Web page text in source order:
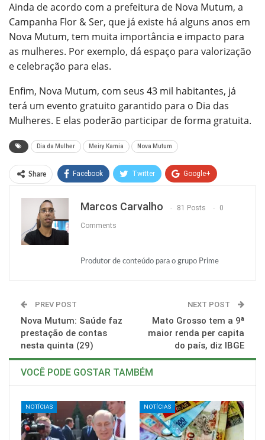
Ainda de acordo com a prefeitura de Nova Mutum, a
Campanha Flor & Ser, que já existe há alguns anos em
Nova Mutum, tem muita importância e impacto para
as mulheres. Por exemplo, dá espaço para valorização
e celebração para elas.
Enfim, Nova Mutum, com seus 43 mil habitantes, já
terá um evento gratuito garantido para o Dia das
Mulheres. E elas poderão participar de forma gratuita.
Dia da Mulher Meiry Kamia Nova Mutum
Share Facebook Twitter Google+
O email
Marcos Carvalho 81 Posts 0
Comments
Produtor de conteúdo para o grupo Prime
PREV POST
Nova Mutum: Saúde faz
prestação de contas
nesta quinta (29)
NEXT POST
Mato Grosso tem a 9ª
maior renda per capita
do país, diz IBGE
VOCÊ PODE GOSTAR TAMBÉM
NOTÍCIAS NOTÍCIAS